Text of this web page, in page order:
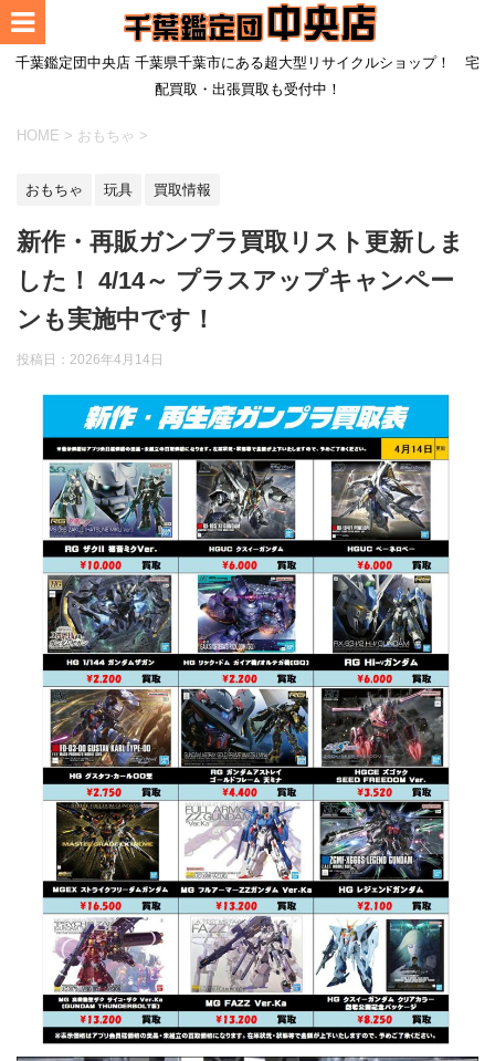
千葉鑑定団中央店 千葉県千葉市にある超大型リサイクルショップ！ 宅
配買取・出張買取も受付中！
HOME > おもちゃ >
おもちゃ 玩具 買取情報
新作・再販ガンプラ買取リスト更新しま
した！ 4/14～ プラスアップキャンペー
ンも実施中です！
投稿日： 2026年4月14日